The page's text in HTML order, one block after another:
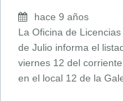
hace 9 años
La Oficina de
de Julio informa el
viernes 12 del
en el local 12 de la